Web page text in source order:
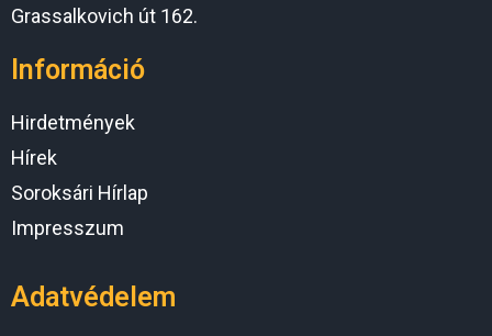
Grassalkovich út 162.
Információ
Hirdetmények
Hírek
Soroksári Hírlap
Impresszum
Adatvédelem